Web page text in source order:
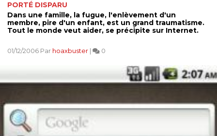
PORTÉ DISPARU
Dans une famille, la fugue, l'enlèvement d'un
membre, pire d'un enfant, est un grand traumatisme.
Tout le monde veut aider, se précipite sur Internet.
01/12/2006 Par hoaxbuster | 0